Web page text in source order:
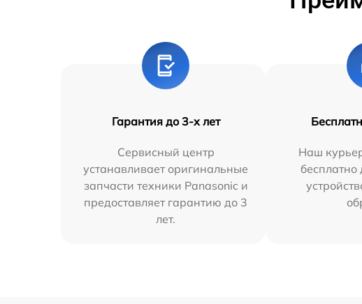
Гарантия до 3-х лет
Сервисный центр
устанавливает оригинальные
запчасти техники Panasonic и
предоставляет гарантию до 3
лет.
Наш
бесплатно